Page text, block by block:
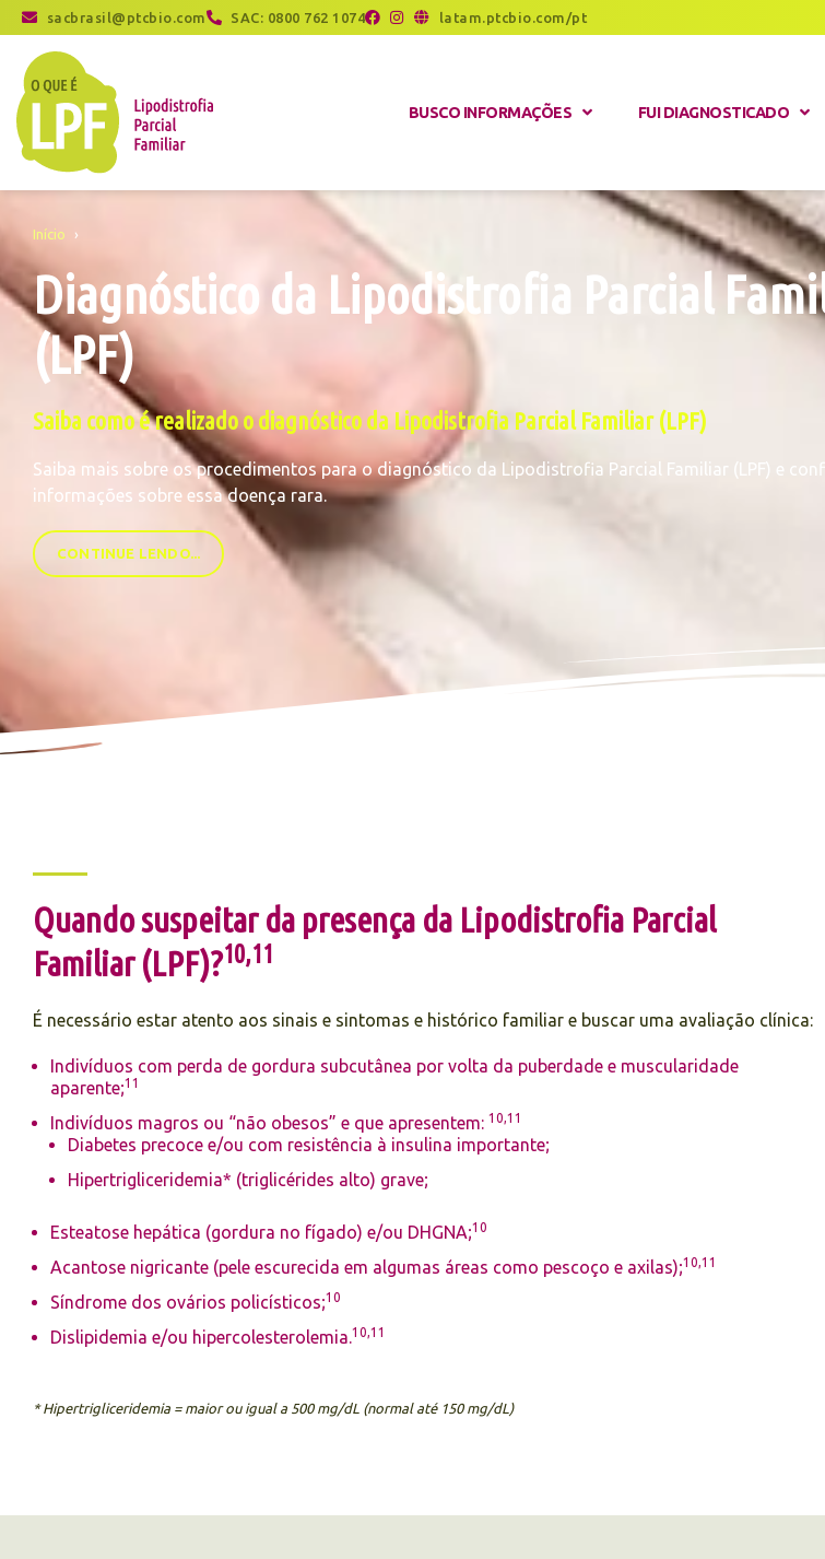
sacbrasil@ptcbio.com SAC: 0800 762 1074 latam.ptcbio.com/pt
BUSCO INFORMAÇÕES FUI DIAGNOSTICADO
Início ›
Diagnóstico da Lipodistrofia Parcial
(LPF)
Saiba como é realizado o diagnóstico da Lipodistrofia Parcial Familiar (LPF)
Saiba mais sobre os procedimentos para o diagnóstico da Lipodistrofia Parcial Familiar (LPF) e
informações sobre essa doença rara.
CONTINUE LENDO...
Quando suspeitar da presença da Lipodistrofia Parcial
Familiar (LPF)?10,11
É necessário estar atento aos sinais e sintomas e histórico familiar e buscar uma avaliação clínica:
Indivíduos com perda de gordura subcutânea por volta da puberdade e muscularidade
aparente;11
Indivíduos magros ou “não obesos” e que apresentem: 10,11
Diabetes precoce e/ou com resistência à insulina importante;
Hipertrigliceridemia* (triglicérides alto) grave;
Esteatose hepática (gordura no fígado) e/ou DHGNA;10
Acantose nigricante (pele escurecida em algumas áreas como pescoço e axilas);10,11
Síndrome dos ovários policísticos;10
Dislipidemia e/ou hipercolesterolemia.10,11
* Hipertrigliceridemia = maior ou igual a 500 mg/dL (normal até 150 mg/dL)